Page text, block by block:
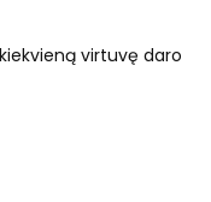
virtuvę daro